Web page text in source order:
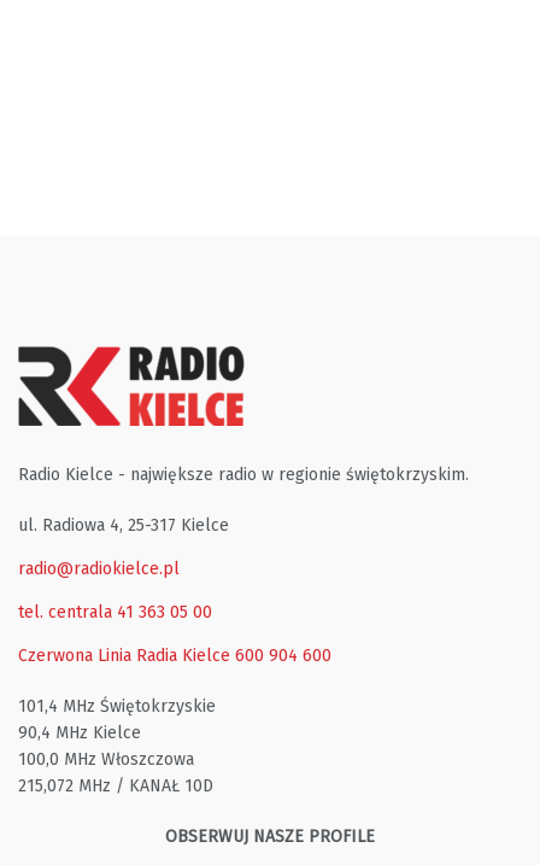
Radio Kielce - największe radio w regionie świętokrzyskim.
ul. Radiowa 4, 25-317 Kielce
radio@radiokielce.pl
tel. centrala 41 363 05 00
Czerwona Linia Radia Kielce 600 904 600
101,4 MHz Świętokrzyskie
90,4 MHz Kielce
100,0 MHz Włoszczowa
215,072 MHz / KANAŁ 10D
OBSERWUJ NASZE PROFILE